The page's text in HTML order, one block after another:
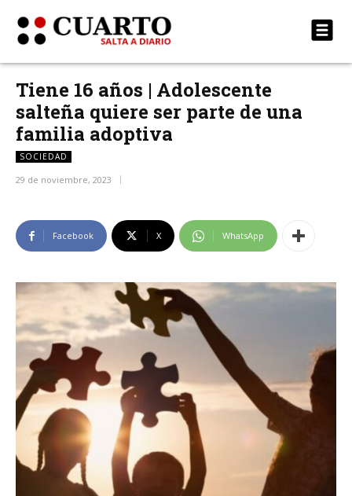
Tiene 16 años | Adolescente
salteña quiere ser parte de una
familia adoptiva
SOCIEDAD
29 de noviembre, 2023
Facebook X WhatsApp